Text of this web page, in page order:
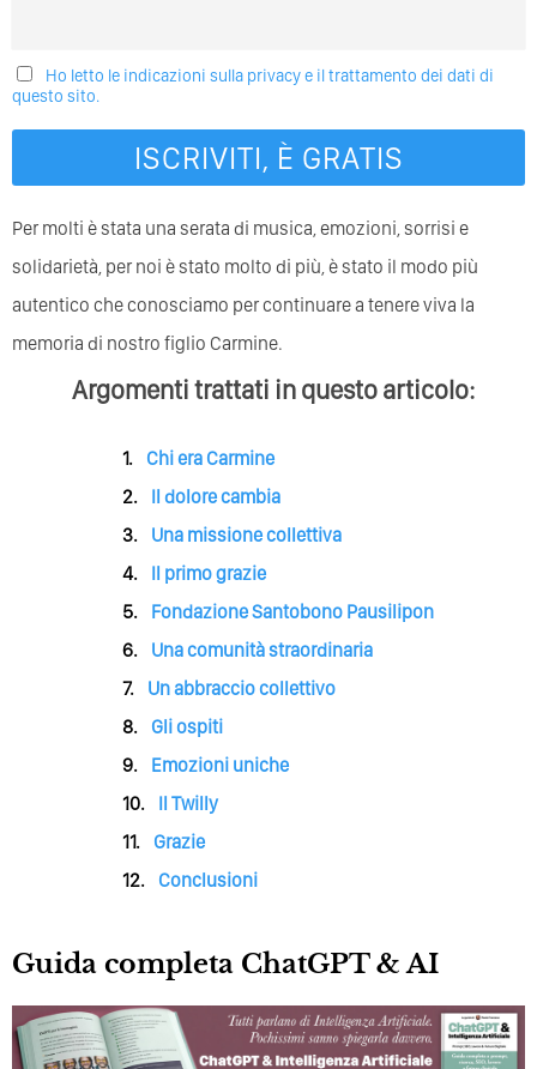
Ho letto le indicazioni sulla privacy e il trattamento dei dati di
questo sito.
Per molti è stata una serata di musica, emozioni, sorrisi e
solidarietà, per noi è stato molto di più, è stato il modo più
autentico che conosciamo per continuare a tenere viva la
memoria di nostro figlio Carmine.
Argomenti trattati in questo articolo:
Chi era Carmine
Il dolore cambia
Una missione collettiva
Il primo grazie
Fondazione Santobono Pausilipon
Una comunità straordinaria
Un abbraccio collettivo
Gli ospiti
Emozioni uniche
Il Twilly
Grazie
Conclusioni
Guida completa ChatGPT & AI